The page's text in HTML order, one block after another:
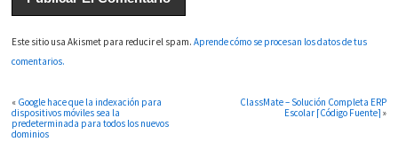
Este sitio usa Akismet para reducir el spam.Aprende cómo se procesan los datos de tus
comentarios.
« Google hace que la indexación para
dispositivos móviles sea la
predeterminada para todos los nuevos
dominios
ClassMate – Solución Completa ERP
Escolar [Código Fuente] »